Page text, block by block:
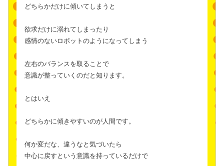
どちらかだけに傾いてしまうと
欲求だけに溺れてしまったり
感情のないロボットのようになってしまう
左右のバランスを取ることで
意識が整っていくのだと知ります。
とはいえ
どちらかに傾きやすいのが人間です。
何か変だな、違うなと気づいたら
中心に戻すという意識を持っているだけで